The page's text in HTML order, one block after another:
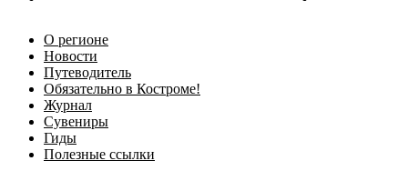
О регионе
Новости
Путеводитель
Обязательно в Костроме!
Журнал
Сувениры
Гиды
Полезные ссылки